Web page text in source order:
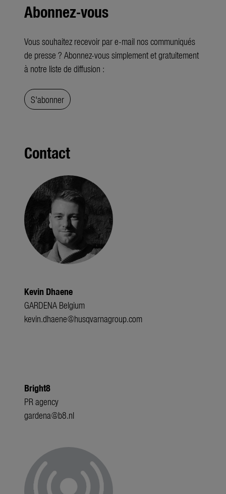
Abonnez-vous
Vous souhaitez recevoir par e-mail nos communiqués
de presse ? Abonnez-vous simplement et gratuitement
à notre liste de diffusion :
S'abonner
Contact
Kevin Dhaene
GARDENA Belgium
kevin.dhaene@husqvarnagroup.com
Bright8
PR agency
gardena@b8.nl